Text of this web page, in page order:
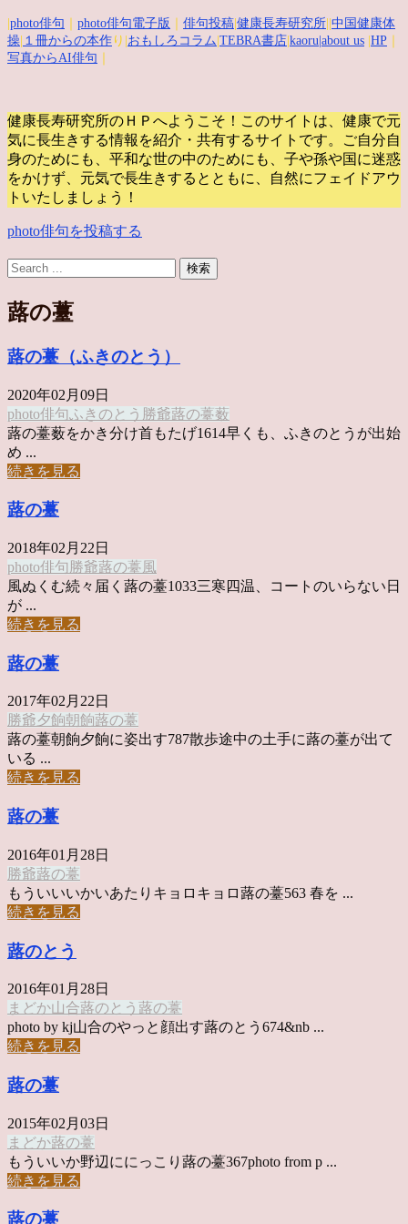
photo俳句 photo俳句電子版 俳句投稿 健康長寿研究所 中国健康体
操 １冊からの本作 り| おもしろコラム TEBRA書店 kaoru |about us HP
写真からAI俳句
健康長寿研究所のＨＰへようこそ！このサイトは、健康で元
気に長生きする情報を紹介・共有するサイトです。
ご自分自
身のためにも、平和な世の中のためにも、子や孫や国に迷惑
をかけず、元気で長生きするとともに、自然にフェイドアウ
トいたしましょう！
photo俳句を投稿する
蕗の薹
蕗の薹（ふきのとう）
2020年02月09日
photo俳句ふきのとう 勝爺蕗の薹薮
蕗の薹薮をかき分け首もたげ1614早くも、ふきのとうが出始
め ...
続きを見る
蕗の薹
2018年02月22日
photo俳句 勝爺蕗の薹 風
風ぬくむ続々届く蕗の薹1033三寒四温、コートのいらない日
が ...
続きを見る
蕗の薹
2017年02月22日
勝爺夕餉朝餉蕗の薹
蕗の薹朝餉夕餉に姿出す787散歩途中の土手に蕗の薹が出て
いる ...
続きを見る
蕗の薹
2016年01月28日
勝爺蕗の薹
もういいいかいあたりキョロキョロ蕗の薹563 春を ...
続きを見る
蕗のとう
2016年01月28日
まどか山合蕗のとう 蕗の薹
photo by kj山合のやっと顔出す蕗のとう674&nb ...
続きを見る
蕗の薹
2015年02月03日
まどか蕗の薹
もういいか野辺ににっこり蕗の薹367photo from p ...
続きを見る
蕗の薹